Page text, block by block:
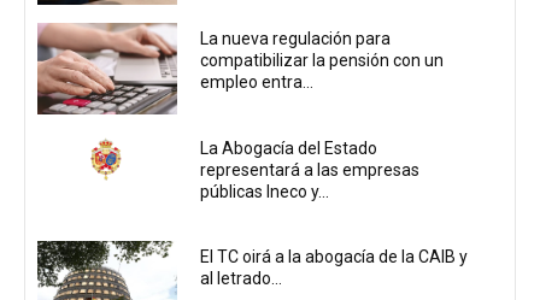
La nueva regulación para
compatibilizar la pensión con un
empleo entra...
La Abogacía del Estado
representará a las empresas
públicas Ineco y...
El TC oirá a la abogacía de la CAIB y
al letrado...